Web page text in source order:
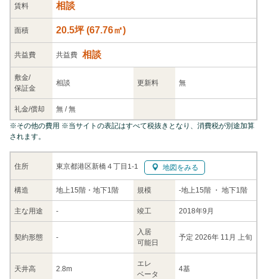
賃料 相談
面積 20.5坪(67.76㎡)
共益費 共益費 相談
敷金/
保証金
相談 更新料 無
礼金/償却 無 /無
住所 東京都港区新橋４丁目1-1 地図をみる
構造 地上15階・地下1階 規模 -地上15階 ・ 地下1階
主な用途 - 竣工 2018年9月
契約形態 -
入居
可能日
予定 2026年 11月 上旬
天井高 2.8m
エレ
ベータ
4基
※その他の費用 ※当サイトの表記はすべて税抜きとなり、消費税が別途加算
されます。